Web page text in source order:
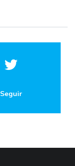
Seguir